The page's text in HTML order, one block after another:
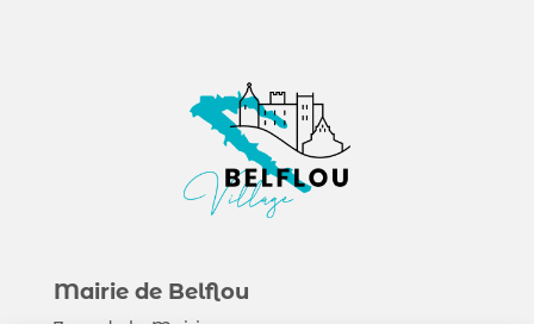
Mairie de Belflou